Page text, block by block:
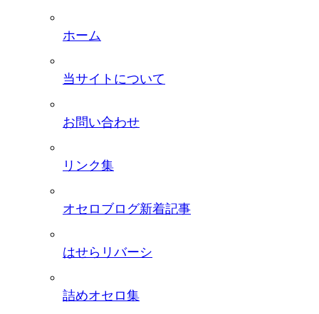
ホーム
当サイトについて
お問い合わせ
リンク集
オセロブログ新着記事
はせらリバーシ
詰めオセロ集